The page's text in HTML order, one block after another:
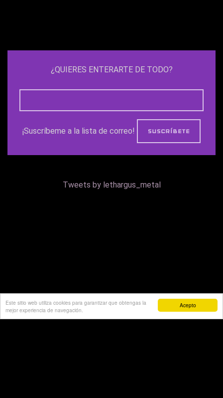
Acepto
Este sitio web utiliza cookies para garantizar que obtengas la
mejor experiencia de navegación.
¿QUIERES ENTERARTE DE TODO?
¡Suscríbeme a la lista de correo!
Tweets by lethargus_metal